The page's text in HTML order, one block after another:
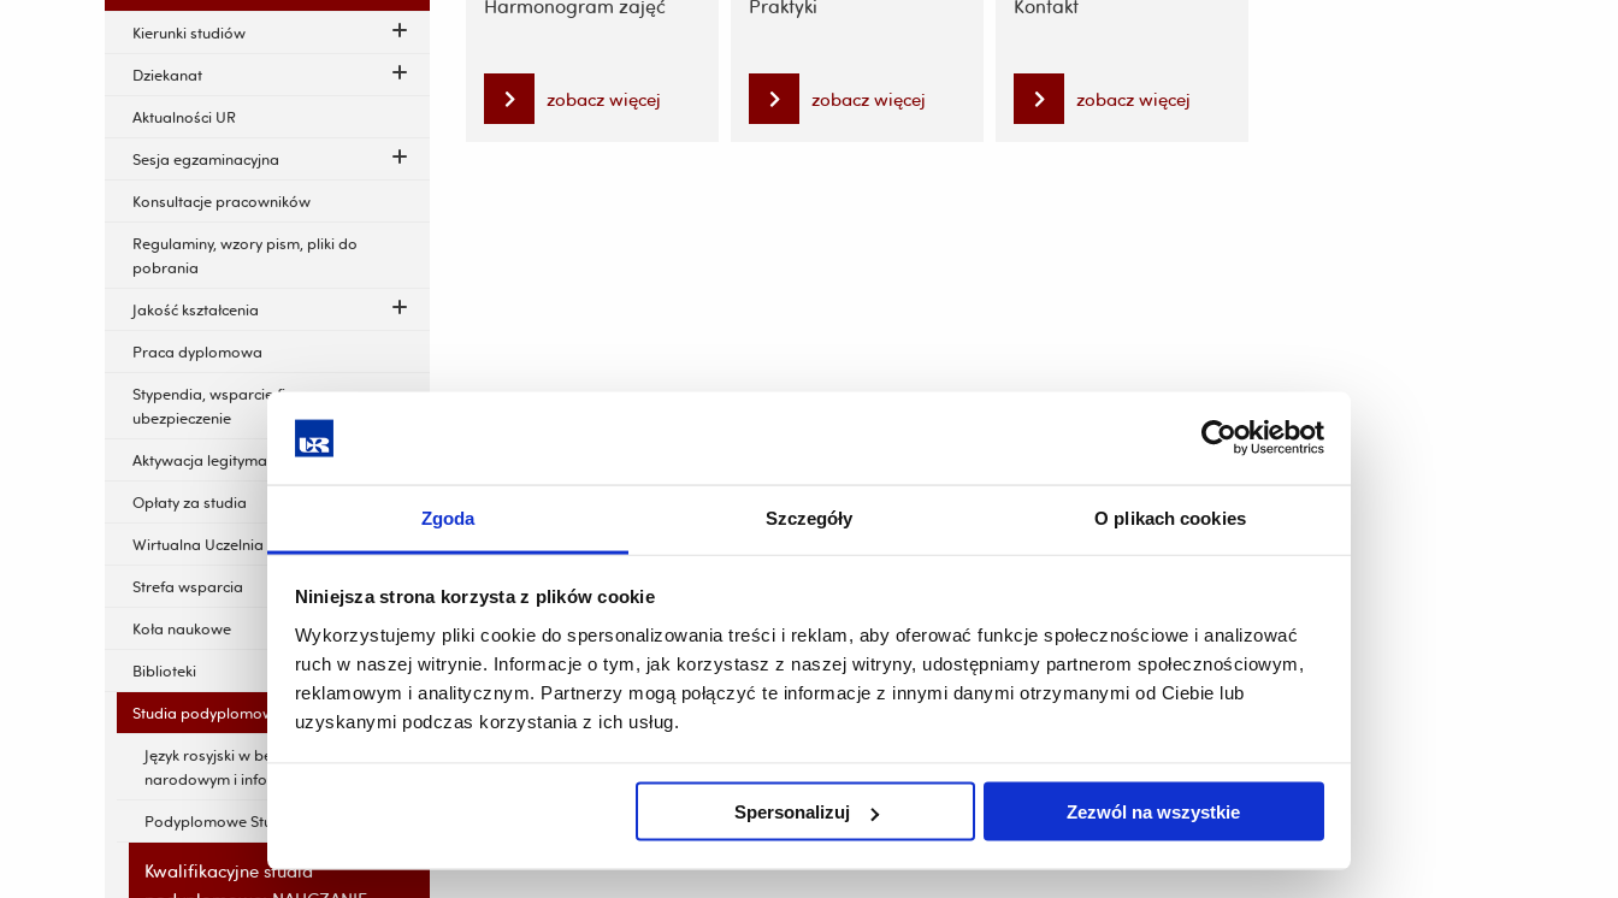
Zgoda Szczegóły O plikach cookies
Niniejsza strona korzysta z plików cookie
Wykorzystujemy pliki cookie do spersonalizowania treści i reklam, aby oferować funkcje społecznościowe i analizować
ruch w naszej witrynie. Informacje o tym, jak korzystasz z naszej witryny, udostępniamy partnerom społecznościowym,
reklamowym i analitycznym. Partnerzy mogą połączyć te informacje z innymi danymi otrzymanymi od Ciebie lub
uzyskanymi podczas korzystania z ich usług.
Spersonalizuj Zezwól na wszystkie
Kierunki studiów
Dziekanat
Aktualności UR
Sesja egzaminacyjna
Konsultacje pracowników
Regulaminy, wzory pism, pliki do
pobrania
Jakość kształcenia
Praca dyplomowa
Stypendia, wsparcie finansowe,
ubezpieczenie
Aktywacja legitymacji studenckiej
Opłaty za studia
Wirtualna Uczelnia
Strefa wsparcia
Koła naukowe
Biblioteki
Studia podyplomowe
Język rosyjski w bezpieczeństwie
narodowym i informacyjnym
Podyplomowe Studia Logopedii
Kwalifikacyjne studia
Harmonogram zajęć
zobacz więcej
Praktyki
zobacz więcej
Kontakt
zobacz więcej